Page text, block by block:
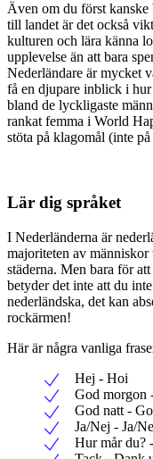
Även om du först kanske
till landet är det också
kulturen och lära känna
upplevelse än att bara
Nederländare är mycket
få en djupare inblick i hur
bland de lyckligaste
rankat femma i World
stöta på klagomål (inte
Lär dig språket
I Nederländerna är
majoriteten av människor
städerna. Men bara för
betyder det inte att du
nederländska, det kan
rockärmen!
Här är några vanliga
Hej - Hoi
God morgon
God natt -
Ja/Nej - Ja/
Hur mår du?